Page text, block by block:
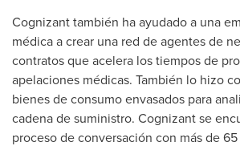
Cognizant también ha ayudado a una
médica a crear una red de agentes de
contratos que acelera los tiempos de
apelaciones médicas. También lo hizo
bienes de consumo envasados para
cadena de suministro. Cognizant se
proceso de conversación con más de